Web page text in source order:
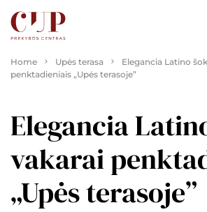
Home Upės terasa
Elegancia Latino
penktadieniais „Upės terasoje”
Elegancia
vakarai
„Upės terasoje”